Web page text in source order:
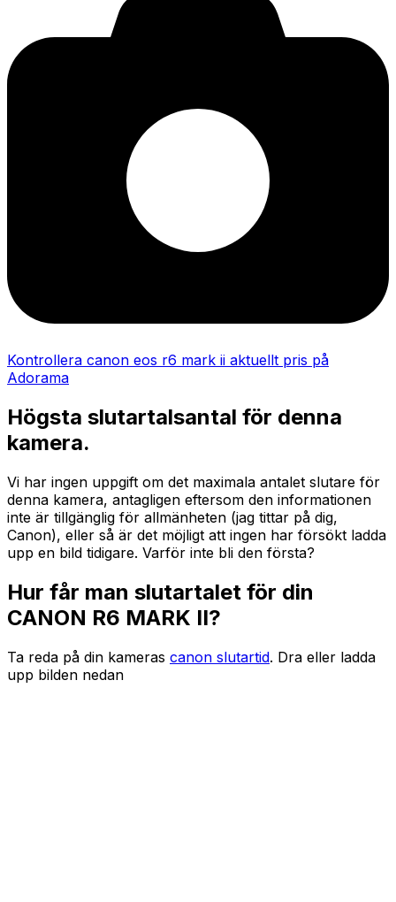
Kontrollera canon eos r6 mark ii aktuellt pris på
Adorama
Högsta slutartalsantal för denna
kamera.
Vi har ingen uppgift om det maximala antalet slutare för
denna kamera, antagligen eftersom den informationen
inte är tillgänglig för allmänheten (jag tittar på dig,
Canon), eller så är det möjligt att ingen har försökt ladda
upp en bild tidigare. Varför inte bli den första?
Hur får man slutartalet för din
CANON R6 MARK II?
Ta reda på din kameras canon slutartid. Dra eller ladda
upp bilden nedan